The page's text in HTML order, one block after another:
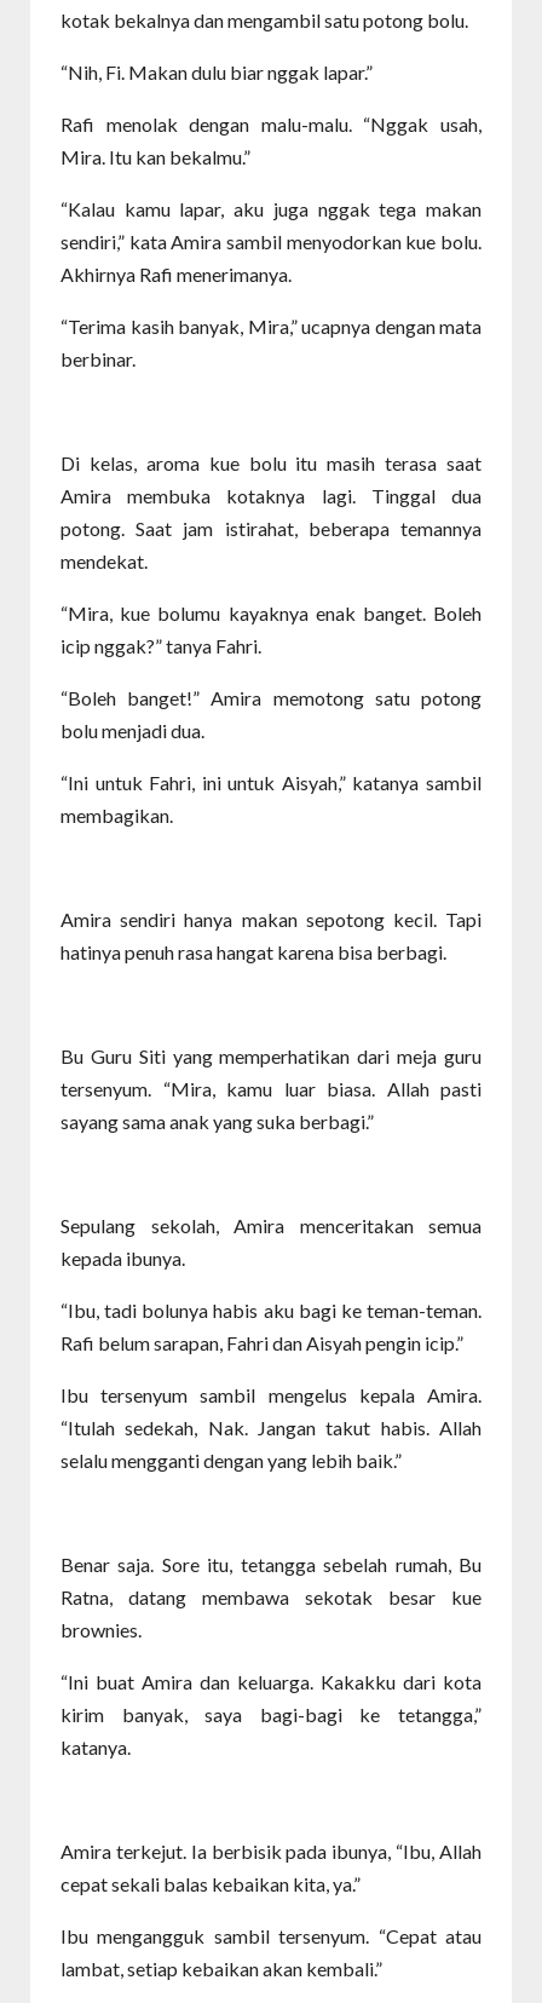
kotak bekalnya dan mengambil satu potong bolu.
“Nih, Fi. Makan dulu biar nggak lapar.”
Rafi menolak dengan malu-malu. “Nggak usah,
Mira. Itu kan bekalmu.”
“Kalau kamu lapar, aku juga nggak tega makan
sendiri,” kata Amira sambil menyodorkan kue bolu.
Akhirnya Rafi menerimanya.
“Terima kasih banyak, Mira,” ucapnya dengan mata
berbinar.
Di kelas, aroma kue bolu itu masih terasa saat
Amira membuka kotaknya lagi. Tinggal dua
potong. Saat jam istirahat, beberapa temannya
mendekat.
“Mira, kue bolumu kayaknya enak banget. Boleh
icip nggak?” tanya Fahri.
“Boleh banget!” Amira memotong satu potong
bolu menjadi dua.
“Ini untuk Fahri, ini untuk Aisyah,” katanya sambil
membagikan.
Amira sendiri hanya makan sepotong kecil. Tapi
hatinya penuh rasa hangat karena bisa berbagi.
Bu Guru Siti yang memperhatikan dari meja guru
tersenyum. “Mira, kamu luar biasa. Allah pasti
sayang sama anak yang suka berbagi.”
Sepulang sekolah, Amira menceritakan semua
kepada ibunya.
“Ibu, tadi bolunya habis aku bagi ke teman-teman.
Rafi belum sarapan, Fahri dan Aisyah pengin icip.”
Ibu tersenyum sambil mengelus kepala Amira.
“Itulah sedekah, Nak. Jangan takut habis. Allah
selalu mengganti dengan yang lebih baik.”
Benar saja. Sore itu, tetangga sebelah rumah, Bu
Ratna, datang membawa sekotak besar kue
brownies.
“Ini buat Amira dan keluarga. Kakakku dari kota
kirim banyak, saya bagi-bagi ke tetangga,”
katanya.
Amira terkejut. Ia berbisik pada ibunya, “Ibu, Allah
cepat sekali balas kebaikan kita, ya.”
Ibu mengangguk sambil tersenyum. “Cepat atau
lambat, setiap kebaikan akan kembali.”